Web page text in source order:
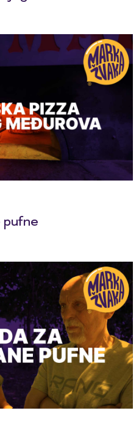
pufne